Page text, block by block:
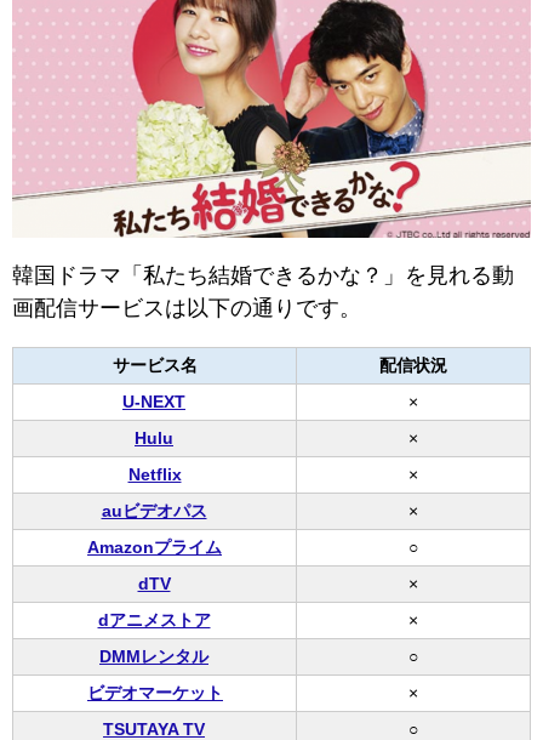
韓国ドラマ「私たち結婚できるかな？」を見れる動
画配信サービスは以下の通りです。
サービス名
配信状況
U-NEXT
×
Hulu
×
Netflix
×
auビデオパス
×
Amazonプライム
○
dTV
×
dアニメストア
×
DMMレンタル
○
ビデオマーケット
×
TSUTAYA TV
○